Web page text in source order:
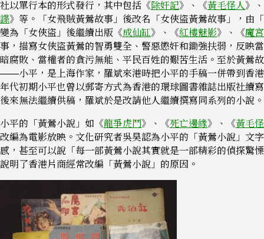
社以單行本的形式發行，其中包括《除奸記》、《黃毛怪人 》
諜》等。「女飛賊黃鶯故事」後改名「女俠盜黃鶯故事」，由
變為「女俠盜」後繼續出版《成仙缸》、《紅樓魅影》、《魔
事，描寫女俠盜黃鶯的智勇雙全、警惡懲奸和鋤強扶弱，反映
暗腐敗、當權者的貪污無能、平民百姓的艱苦生活。至於黃鶯
——小平，是上海作家，羅斌來港時把小平的手稿一併帶到香
年代初期小平也曾以郵寄方式為香港的環球圖書雜誌出版社續
後來無法繼續供稿，羅斌於是改請他人繼續撰寫同系列的小說。
小平的「黃鶯小說」如《龍爭虎鬥》、《死亡邊緣》、《黃毛
改編為電影放映。文化研究者吳昊認為小平的「黃鶯小說」文
感，甚至可以說「每一部黃鶯小說其實就是一部精彩的偵探驚
說明了香港片商經常改編「黃鶯小說」的原因。